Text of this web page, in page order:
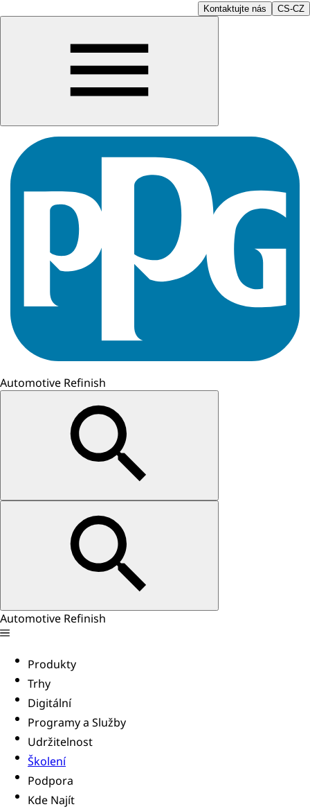
Kontaktujte nás CS-CZ
Automotive Refinish
Automotive Refinish
Produkty
Trhy
Digitální
Programy a Služby
Udržitelnost
Školení
Podpora
Kde Najít